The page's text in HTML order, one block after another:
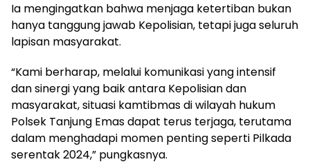
Ia mengingatkan bahwa menjaga ketertiban bukan
hanya tanggung jawab Kepolisian, tetapi juga seluruh
lapisan masyarakat.
“Kami berharap, melalui komunikasi yang intensif
dan sinergi yang baik antara Kepolisian dan
masyarakat, situasi kamtibmas di wilayah hukum
Polsek Tanjung Emas dapat terus terjaga, terutama
dalam menghadapi momen penting seperti Pilkada
serentak 2024,” pungkasnya.